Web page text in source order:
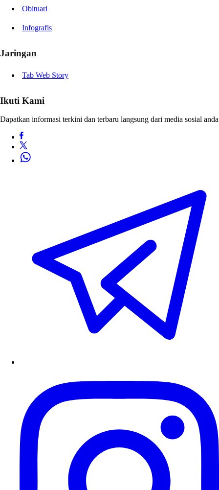
Obituari
Infografis
Jaringan
Tab Web Story
Ikuti Kami
Dapatkan informasi terkini dan terbaru langsung dari media sosial anda